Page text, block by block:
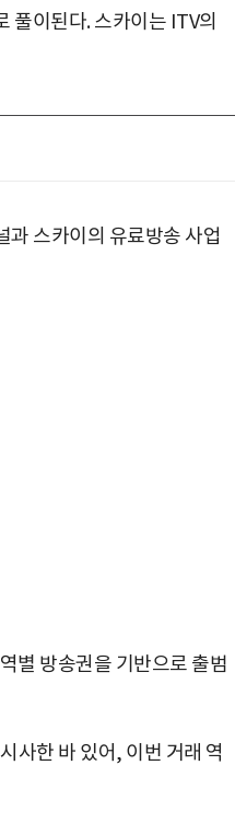
풀이된다. 스카이는 ITV의
과 스카이의 유료방송 사업
별 방송권을 기반으로 출범
사한 바 있어, 이번 거래 역